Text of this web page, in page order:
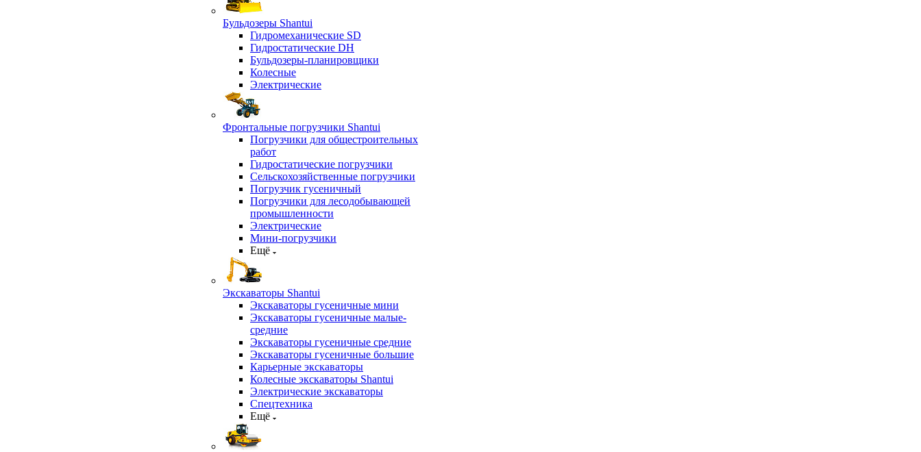
Бульдозеры Shantui
Гидромеханические SD
Гидростатические DH
Бульдозеры-планировщики
Колесные
Электрические
Фронтальные погрузчики Shantui
Погрузчики для общестроительных
работ
Гидростатические погрузчики
Сельскохозяйственные погрузчики
Погрузчик гусеничный
Погрузчики для лесодобывающей
промышленности
Электрические
Мини-погрузчики
Ещё
Экскаваторы Shantui
Экскаваторы гусеничные мини
Экскаваторы гусеничные малые-
средние
Экскаваторы гусеничные средние
Экскаваторы гусеничные большие
Карьерные экскаваторы
Колесные экскаваторы Shantui
Электрические экскаваторы
Спецтехника
Ещё